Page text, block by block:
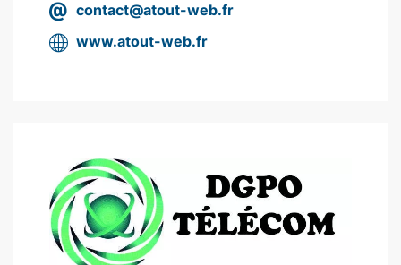
contact@atout-web.fr
www.atout-web.fr